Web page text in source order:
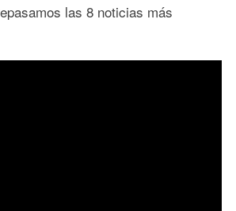
las 8 noticias más